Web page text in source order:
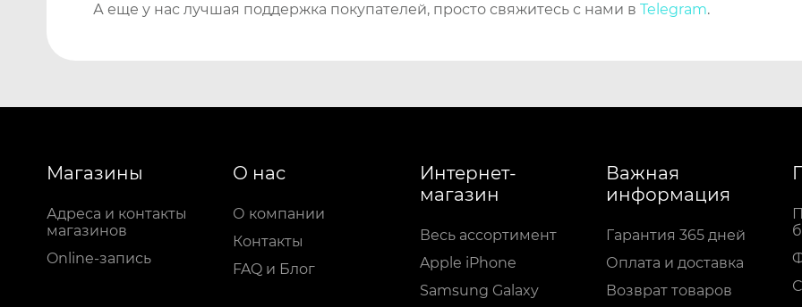
А еще у нас лучшая поддержка покупателей, просто свяжитесь с нами в Telegram.
Магазины
Адреса и контакты
магазинов
Online-запись
О нас
О компании
Контакты
FAQ и Блог
Интернет-
магазин
Весь ассортимент
Apple iPhone
Samsung Galaxy
Важная
информация
Гарантия 365 дней
Оплата и доставка
Возврат товаров